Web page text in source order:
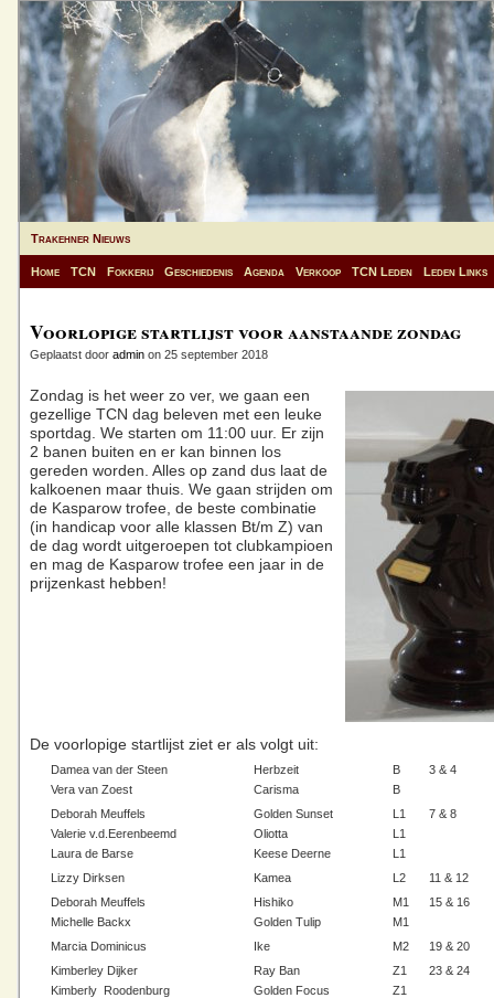
Trakehner Nieuws
Home TCN Fokkerij Geschiedenis Agenda Verkoop TCN Leden Leden Links
Voorlopige startlijst voor aanstaande zondag
Geplaatst door admin on 25 september 2018
Zondag is het weer zo ver, we gaan een
gezellige TCN dag beleven met een leuke
sportdag. We starten om 11:00 uur. Er zijn
2 banen buiten en er kan binnen los
gereden worden. Alles op zand dus laat de
kalkoenen maar thuis. We gaan strijden om
de Kasparow trofee, de beste combinatie
(in handicap voor alle klassen Bt/m Z) van
de dag wordt uitgeroepen tot clubkampioen
en mag de Kasparow trofee een jaar in de
prijzenkast hebben!
De voorlopige startlijst ziet er als volgt uit:
Damea van der Steen Herbzeit B
3 & 4
Vera van Zoest
Carisma
B
Deborah Meuffels
Golden Sunset L1
7 & 8
Valerie v.d.Eerenbeemd
Oliotta
L1
Laura de Barse
Keese Deerne
L1
Lizzy Dirksen
Kamea L2
11 & 12
Deborah Meuffels
Hishiko M1
15 & 16
Michelle Backx
Golden Tulip
M1
Marcia Dominicus
Ike M2
19 & 20
Kimberley Dijker
Ray Ban Z1
23 & 24
Kimberly Roodenburg
Golden Focus
Z1